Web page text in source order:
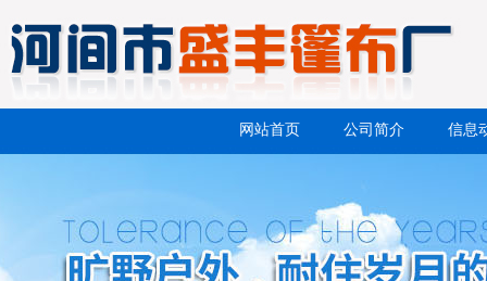
网站首页 公司简介 信息